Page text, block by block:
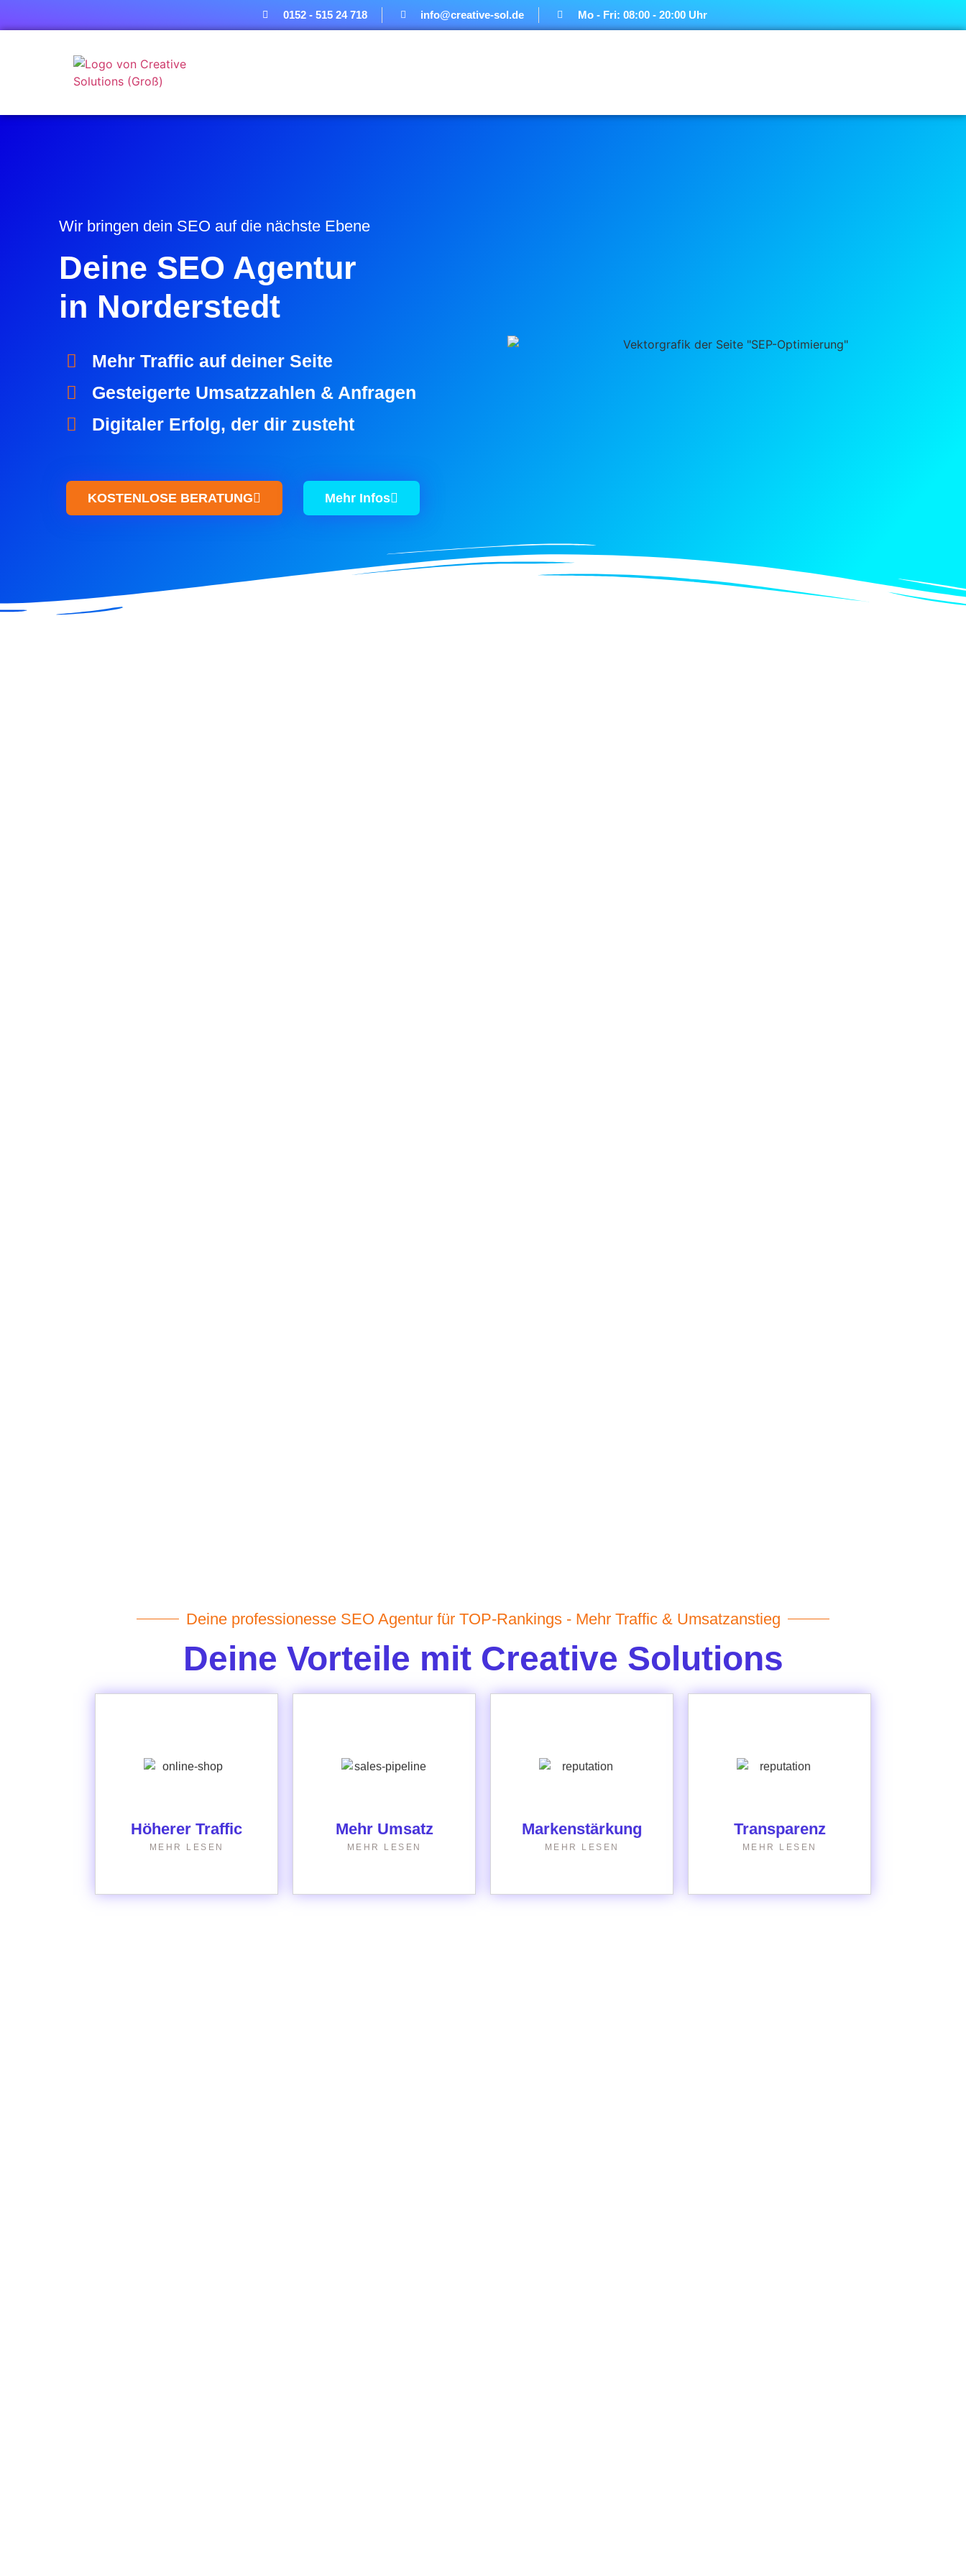
0152 - 515 24 718 info@creative-sol.de Mo - Fri: 08:00 - 20:00 Uhr
Wir bringen dein SEO auf die nächste Ebene
Deine SEO Agentur
in Norderstedt
Mehr Traffic auf deiner Seite
Gesteigerte Umsatzzahlen & Anfragen
Digitaler Erfolg, der dir zusteht
KOSTENLOSE BERATUNG Mehr Infos
Deine professionesse SEO Agentur für TOP-Rankings - Mehr Traffic & Umsatzanstieg
Deine Vorteile mit Creative Solutions
Höherer Traffic
MEHR LESEN
Durch gezielte SEO-
Strategien steigern wir
Mehr Umsatz
MEHR LESEN
„Steigere deinen
Markenstärkung
MEHR LESEN
„Eine verbesserte
Auffindbarkeit in den
Transparenz
MEHR LESEN
Transparente und
fortlaufende